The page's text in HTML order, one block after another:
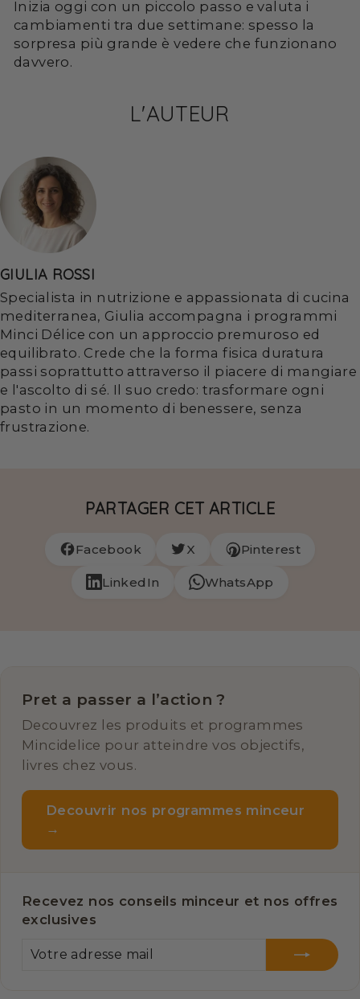
Inizia oggi con un piccolo passo e valuta i
cambiamenti tra due settimane: spesso la
sorpresa più grande è vedere che funzionano
davvero.
L'AUTEUR
GIULIA ROSSI
Specialista in nutrizione e appassionata di cucina
mediterranea, Giulia accompagna i programmi
Minci Délice con un approccio premuroso ed
equilibrato. Crede che la forma fisica duratura
passi soprattutto attraverso il piacere di mangiare
e l'ascolto di sé. Il suo credo: trasformare ogni
pasto in un momento di benessere, senza
frustrazione.
PARTAGER CET ARTICLE
Facebook X Pinterest
LinkedIn WhatsApp
Pret a passer a l’action ?
Decouvrez les produits et programmes
Mincidelice pour atteindre vos objectifs,
livres chez vous.
Decouvrir nos programmes minceur
→
Recevez nos conseils minceur et nos offres
exclusives
ADRESSE